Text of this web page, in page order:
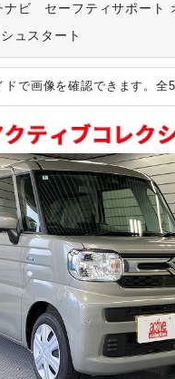
ナビ セーフティサポート
ュスタート
ドで画像を確認できます。全